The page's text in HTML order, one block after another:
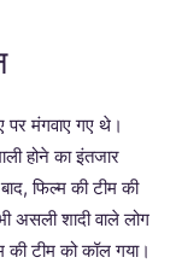
पर मंगवाए गए थे।
होने का इंतजार
फिल्म की टीम की
असली शादी वाले लोग
टीम को कॉल गया।